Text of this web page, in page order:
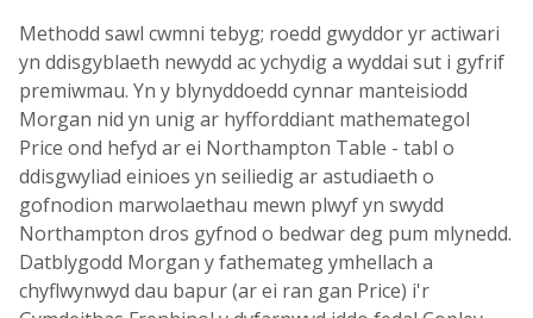
Methodd sawl cwmni tebyg; roedd gwyddor yr actiwari
yn ddisgyblaeth newydd ac ychydig a wyddai sut i gyfrif
premiwmau. Yn y blynyddoedd cynnar manteisiodd
Morgan nid yn unig ar hyfforddiant mathemategol
Price ond hefyd ar ei Northampton Table - tabl o
ddisgwyliad einioes yn seiliedig ar astudiaeth o
gofnodion marwolaethau mewn plwyf yn swydd
Northampton dros gyfnod o bedwar deg pum mlynedd.
Datblygodd Morgan y fathemateg ymhellach a
chyflwynwyd dau bapur (ar ei ran gan Price) i'r